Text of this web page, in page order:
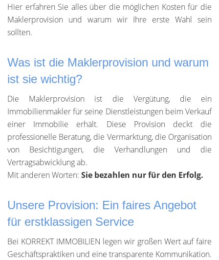
Hier erfahren Sie alles über die möglichen Kosten für die
Maklerprovision und warum wir Ihre erste Wahl sein
sollten.
Was ist die Maklerprovision und warum
ist sie wichtig?
Die Maklerprovision ist die Vergütung, die ein
Immobilienmakler für seine Dienstleistungen beim Verkauf
einer Immobilie erhält. Diese Provision deckt die
professionelle Beratung, die Vermarktung, die Organisation
von Besichtigungen, die Verhandlungen und die
Vertragsabwicklung ab.
Mit anderen Worten: Sie bezahlen nur für den Erfolg.
Unsere Provision: Ein faires Angebot
für erstklassigen Service
Bei KORREKT IMMOBILIEN legen wir großen Wert auf faire
Geschäftspraktiken und eine transparente Kommunikation.